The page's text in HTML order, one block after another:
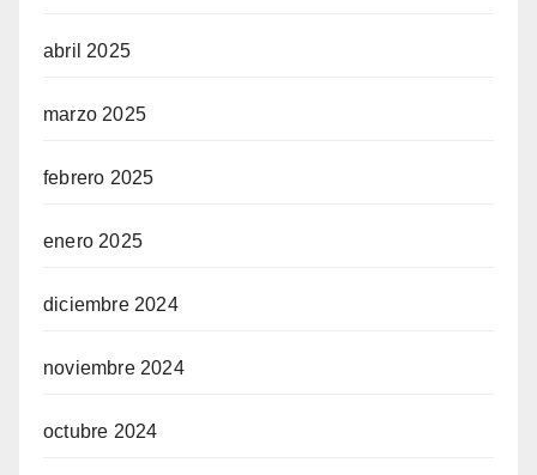
abril 2025
marzo 2025
febrero 2025
enero 2025
diciembre 2024
noviembre 2024
octubre 2024